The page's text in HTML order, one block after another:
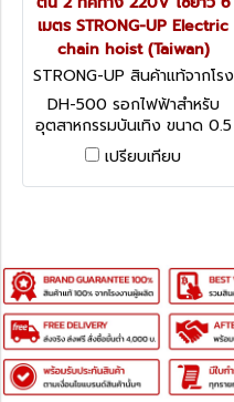
เมตร STRONG-UP Electric
chain hoist (Taiwan)
STRONG-UP สินค้าแท้จากโรง
งานผู้ผลิต DH-500
DH-500 รอกไฟฟ้าสำหรับ
อุตสาหกรรมบันเทิง ขนาด 0.5
ตัน 2 ทิศทาง 220V โซ่ยาว 6
เมตร STRONG-UP Electric
chain hoist (Taiwan)
เปรียบเทียบ